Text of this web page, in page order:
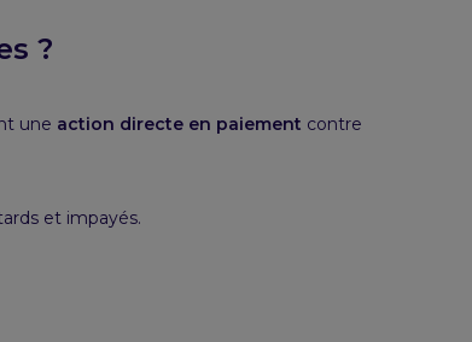
?
une action directe en paiement contre
et impayés.